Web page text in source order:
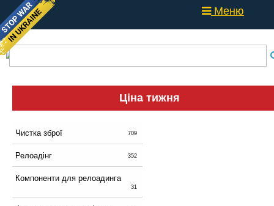
Меню
Ціна тижня
Чистка зброї 709
Релоадінг 352
Компоненти для релоадинга
31